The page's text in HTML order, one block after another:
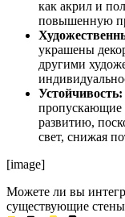
как акрил и
повышенную
украшены
другими
Устойчивость:
пропускающие
развитию,
свет, снижая
[image]
Можете ли вы
существующие